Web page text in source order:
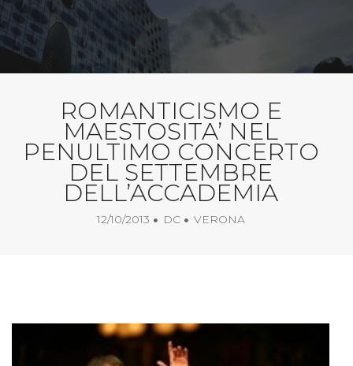
ROMANTICISMO E
MAESTOSITA’ NEL
PENULTIMO CONCERTO
DEL SETTEMBRE
DELL’ACCADEMIA
12/10/2013 DC VERONA